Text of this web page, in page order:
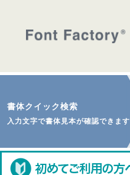
書体クイック検索
入力文字で書体見本が確認できます